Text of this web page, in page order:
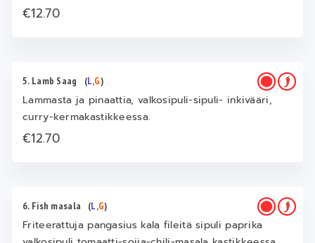
€12.70
5. Lamb Saag (L,G)
Lammasta ja pinaattia, valkosipuli-sipuli- inkivääri,
curry-kermakastikkeessa.
€12.70
6. Fish masala (L,G)
Friteerattuja pangasius kala fileitä sipuli paprika